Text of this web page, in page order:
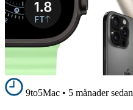
9to5Mac • 5 månader sedan